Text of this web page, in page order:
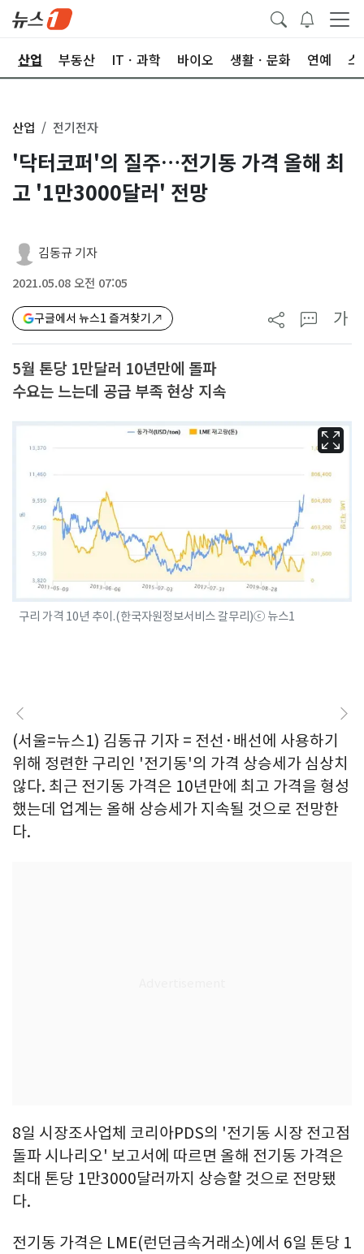
산업 부동산 ITㆍ과학 바이오 생활ㆍ문화 연예 스
산업 전기전자
'닥터코퍼'의 질주…전기동 가격 올해 최
고 '1만3000달러' 전망
김동규 기자
2021.05.08 오전 07:05
구글에서 뉴스1 즐겨찾기 가
5월 톤당 1만달러 10년만에 돌파
수요는 느는데 공급 부족 현상 지속
구리 가격 10년 추이.(한국자원정보서비스 갈무리)ⓒ 뉴스1
(서울=뉴스1) 김동규 기자 = 전선·배선에 사용하기
위해 정련한 구리인 '전기동'의 가격 상승세가 심상치
않다. 최근 전기동 가격은 10년만에 최고 가격을 형성
했는데 업계는 올해 상승세가 지속될 것으로 전망한
다.
8일 시장조사업체 코리아PDS의 '전기동 시장 전고점
돌파 시나리오' 보고서에 따르면 올해 전기동 가격은
최대 톤당 1만3000달러까지 상승할 것으로 전망됐
다.
전기동 가격은 LME(런던금속거래소)에서 6일 톤당 1